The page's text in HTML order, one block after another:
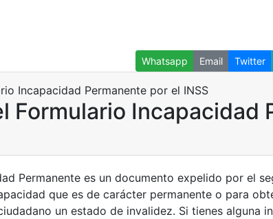
Whatsapp Email Twitter
Formulario Incapacidad
Permanente es un documento expelido por el
que es de carácter permanente o para
un estado de invalidez. Si tienes